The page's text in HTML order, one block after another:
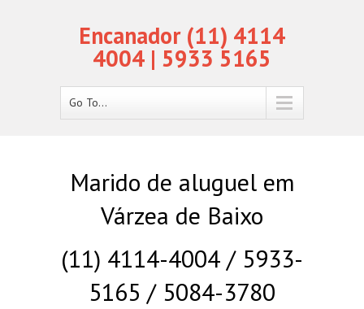
Encanador (11) 4114
4004 | 5933 5165
Go To...
Marido de aluguel em
Várzea de Baixo
(11) 4114-4004 / 5933-
5165 / 5084-3780